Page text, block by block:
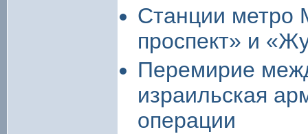
Станции метро
проспект» и
Перемирие
израильская
операции